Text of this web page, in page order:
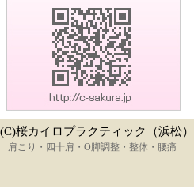
(C)桜カイロプラクティック（浜松）
肩こり・四十肩・O脚調整・整体・腰痛